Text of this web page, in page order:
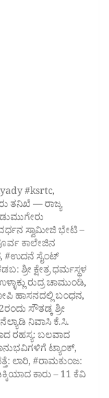
#ksrtc,
ತನಿಖೆ — ರಾಜ್ಯ
ಸ್ವಾಮೀಜಿ ಭೇಟಿ –
ಕಾಲೇಜಿನ
,#ಉದನೆ ಸೈಂಟ್
ಶ್ರೀ ಕ್ಷೇತ್ರ ಧರ್ಮಸ್ಥಳ
ರುದ್ರ ಚಾಮುಂಡಿ,
ಹಾಸನದಲ್ಲಿ ಬಂಧನ,
ಸೌತಡ್ಕ ಶ್ರೀ
ನಿವಾಸಿ ಕೆ.ಸಿ.
ರಹಸ್ಯ: ಬಲವಾದ
ಟ್ಯಾಂಕ್,
ಲಾರಿ,#ರಾಮಕುಂಜ:
ಕಾರು – 11 ಕೆವಿ